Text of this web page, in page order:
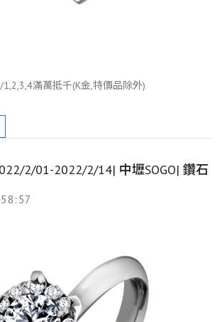
滿萬抵千(K金,特價品除外)
2/01-2022/2/14| 中壢SOGO| 鑽石